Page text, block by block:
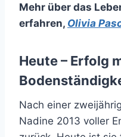
Mehr über das
erfahren, Olivia
Heute – Erfolg
Nach einer
Nadine 2013 voller